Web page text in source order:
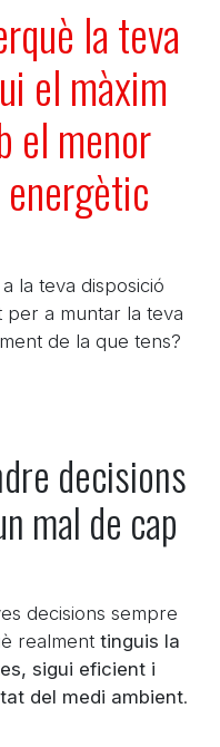
la teva
el màxim
el menor
la teva disposició
per a muntar la teva
de la que tens?
decisions
mal de cap
decisions sempre
realment tinguis la
sigui eficient i
del medi ambient.